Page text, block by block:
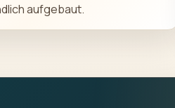
aufgebaut.